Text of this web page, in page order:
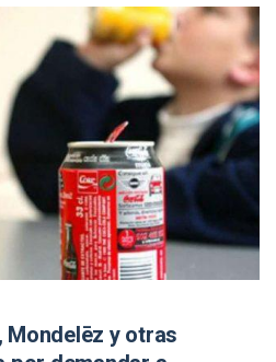
Mondelēz y otras